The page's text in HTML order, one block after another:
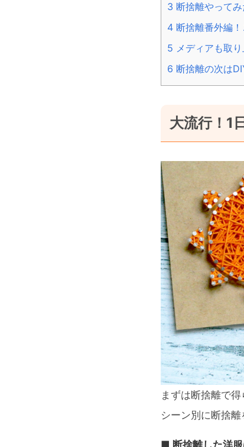
3 断捨離やってみ
4 断捨離番外編！
5 メディアも取
6 断捨離の次は
大流行！1
まずは断捨離で
シーン別に断捨
■ 断捨離した洋服